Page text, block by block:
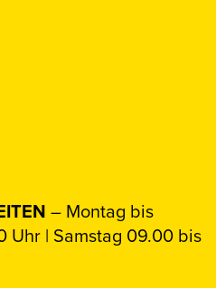
– Montag bis
Uhr | Samstag 09.00 bis